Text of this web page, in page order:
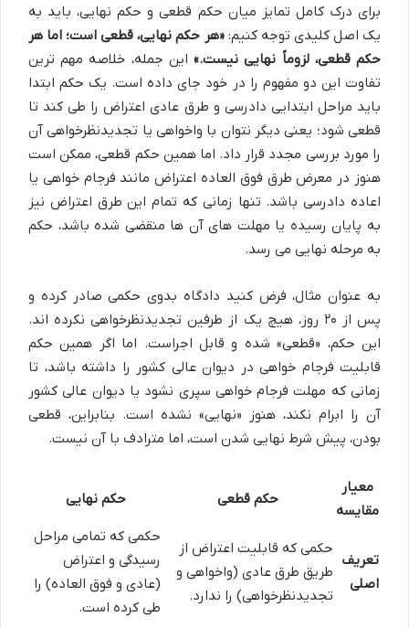
برای درک کامل تمایز میان حکم قطعی و حکم نهایی، باید به
یک اصل کلیدی توجه کنیم:«هر حکم نهایی، قطعی است؛ اما هر
حکم قطعی، لزوماً نهایی نیست.»این جمله، خلاصه مهم ترین
تفاوت این دو مفهوم را در خود جای داده است. یک حکم ابتدا
باید مراحل ابتدایی دادرسی و طرق عادی اعتراض را طی کند تا
قطعی شود؛ یعنی دیگر نتوان با واخواهی یا تجدیدنظرخواهی آن
را مورد بررسی مجدد قرار داد. اما همین حکم قطعی، ممکن است
هنوز در معرض طرق فوق العاده اعتراض مانند فرجام خواهی یا
اعاده دادرسی باشد. تنها زمانی که تمام این طرق اعتراض نیز
به پایان رسیده یا مهلت های آن ها منقضی شده باشد، حکم
به مرحله نهایی می رسد.
به عنوان مثال، فرض کنید دادگاه بدوی حکمی صادر کرده و
پس از ۲۰ روز، هیچ یک از طرفین تجدیدنظرخواهی نکرده اند.
این حکم، «قطعی» شده و قابل اجراست. اما اگر همین حکم
قابلیت فرجام خواهی در دیوان عالی کشور را داشته باشد، تا
زمانی که مهلت فرجام خواهی سپری نشود یا دیوان عالی کشور
آن را ابرام نکند، هنوز «نهایی» نشده است. بنابراین، قطعی
بودن، پیش شرط نهایی شدن است، اما مترادف با آن نیست.
معیار
مقایسه
حکم قطعی حکم نهایی
تعریف
اصلی
حکمی که قابلیت اعتراض از
طریق طرق عادی (واخواهی و
تجدیدنظرخواهی) را ندارد.
حکمی که تمامی مراحل
رسیدگی و اعتراض
(عادی و فوق العاده) را
طی کرده است.